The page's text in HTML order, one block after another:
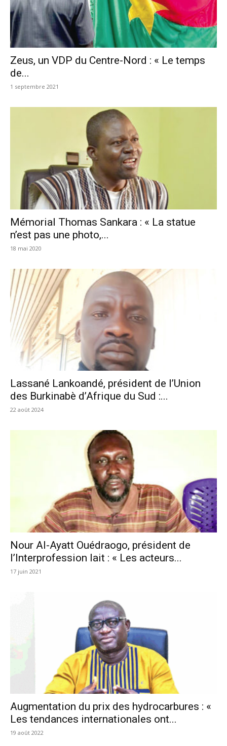
Zeus, un VDP du Centre-Nord : « Le temps
de...
1 septembre 2021
Mémorial Thomas Sankara : « La statue
n’est pas une photo,...
18 mai 2020
Lassané Lankoandé, président de l’Union
des Burkinabè d’Afrique du Sud :...
22 août 2024
Nour Al-Ayatt Ouédraogo, président de
l’Interprofession lait : « Les acteurs...
17 juin 2021
Augmentation du prix des hydrocarbures : «
Les tendances internationales ont...
19 août 2022